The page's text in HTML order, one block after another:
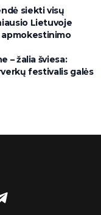
siekti visų
Lietuvoje
– žalia šviesa:
festivalis galės